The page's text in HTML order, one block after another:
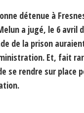
détenue à
a jugé, le 6 avril
de la prison
Et, fait
se rendre sur place